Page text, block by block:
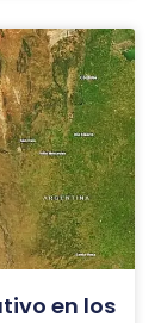
en los